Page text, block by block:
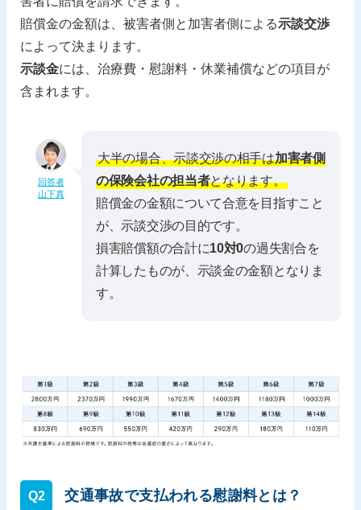
賠償金の金額は、被害者側と加害者側による示談交渉
によって決まります。
示談金には、治療費・慰謝料・休業補償などの項目が
含まれます。
回答者
山下真
大半の場合、示談交渉の相手は加害者側
の保険会社の担当者となります。
賠償金の金額について合意を目指すこと
が、示談交渉の目的です。
損害賠償額の合計に10対0の過失割合を
計算したものが、示談金の金額となりま
す。
Q2 交通事故で支払われる慰謝料とは？